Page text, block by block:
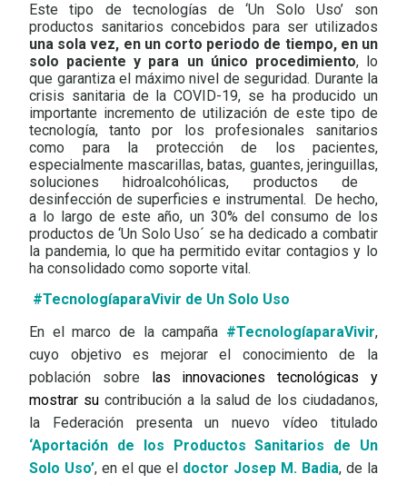
Este tipo de tecnologías de ‘Un Solo Uso’ son
productos sanitarios concebidos para ser utilizados
una sola vez, en un corto periodo de tiempo, en un
solo paciente y para un único procedimiento, lo
que garantiza el máximo nivel de seguridad. Durante la
crisis sanitaria de la COVID-19, se ha producido un
importante incremento de utilización de este tipo de
tecnología, tanto por los profesionales sanitarios
como para la protección de los pacientes,
especialmente mascarillas, batas, guantes, jeringuillas,
soluciones hidroalcohólicas, productos de
desinfección de superficies e instrumental.
De hecho,
a lo largo de este año, un 30% del consumo de los
productos de ‘Un Solo Uso´ se ha dedicado a combatir
la pandemia, lo que ha permitido evitar contagios y lo
ha consolidado como soporte vital.
#TecnologíaparaVivir de Un Solo Uso
En el marco de la campaña #TecnologíaparaVivir,
cuyo objetivo es mejorar el conocimiento de la
población sobre las innovaciones tecnológicas y
mostrar su contribución a la salud de los ciudadanos,
la Federación presenta un nuevo vídeo titulado
‘Aportación de los Productos Sanitarios de Un
Solo Uso’, en el que el doctor Josep M. Badia, de la